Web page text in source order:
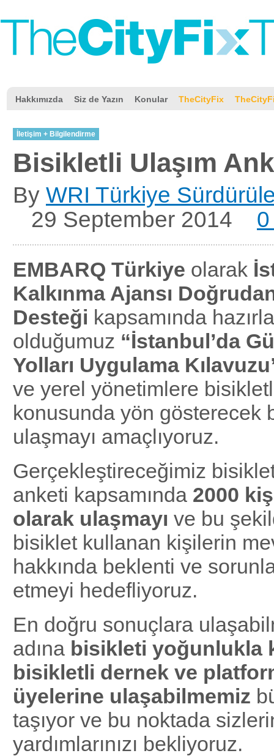
Hakkımızda Siz de Yazın Konular TheCityFix
İletişim + Bilgilendirme
Bisikletli Ulaşım
By WRI Türkiye
29 September 2014
EMBARQ Türkiye olarak
Kalkınma Ajansı
Desteği kapsamında
olduğumuz “İstanbul’da
Yolları Uygulama
ve yerel yönetimlere
konusunda yön gösterecek
ulaşmayı amaçlıyoruz.
Gerçekleştireceğimiz
anketi kapsamında 2000
olarak ulaşmayı ve bu
bisiklet kullanan kişilerin
hakkında beklenti ve
etmeyi hedefliyoruz.
En doğru sonuçlara
adına bisikleti yoğunlukla
bisikletli dernek ve
üyelerine ulaşabilmemiz
taşıyor ve bu noktada
yardımlarınızı bekliyoruz.